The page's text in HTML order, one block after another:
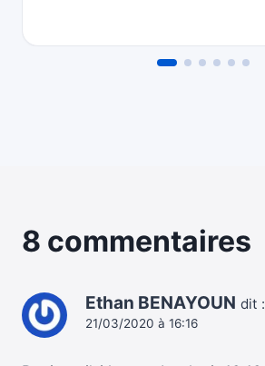
8 commentaires
Ethan BENAYOUN dit :
21/03/2020 à 16:16